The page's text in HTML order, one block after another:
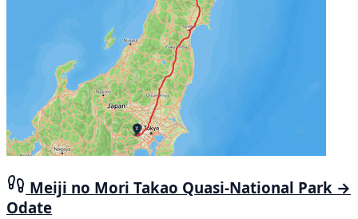
Meiji no Mori Takao Quasi-National Park →
Odate